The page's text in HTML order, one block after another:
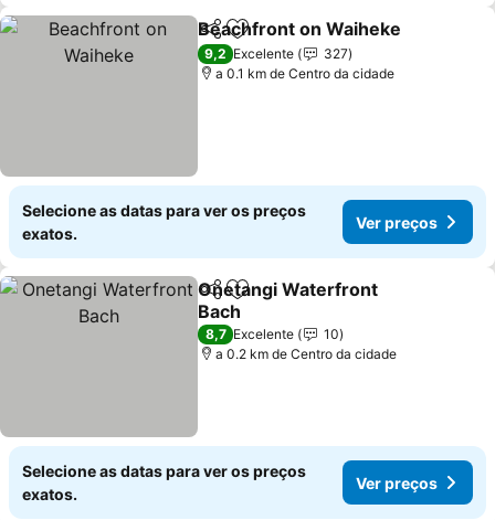
PartilharAdicionar aos favoritos
Beachfront on Waiheke
9,2 Excelente
327
a 0.1 km de Centro da cidade
Selecione as datas para ver os preços
exatos.
Ver preços
PartilharAdicionar aos favoritos
Onetangi Waterfront
Bach
Ver preços
8,7 Excelente
10
a 0.2 km de Centro da cidade
Selecione as datas para ver os preços
exatos.
Ver preços